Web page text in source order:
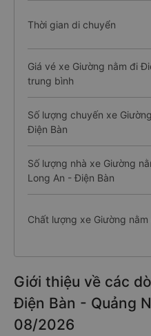
Thời gian di chuyển
Giá vé xe Giường nằm đi
trung bình
Số lượng chuyến xe
Điện Bàn
Số lượng nhà xe Giường
Long An - Điện Bàn
Chất lượng xe Giường
Giới thiệu về các
Điện Bàn - Quảng
08/2026